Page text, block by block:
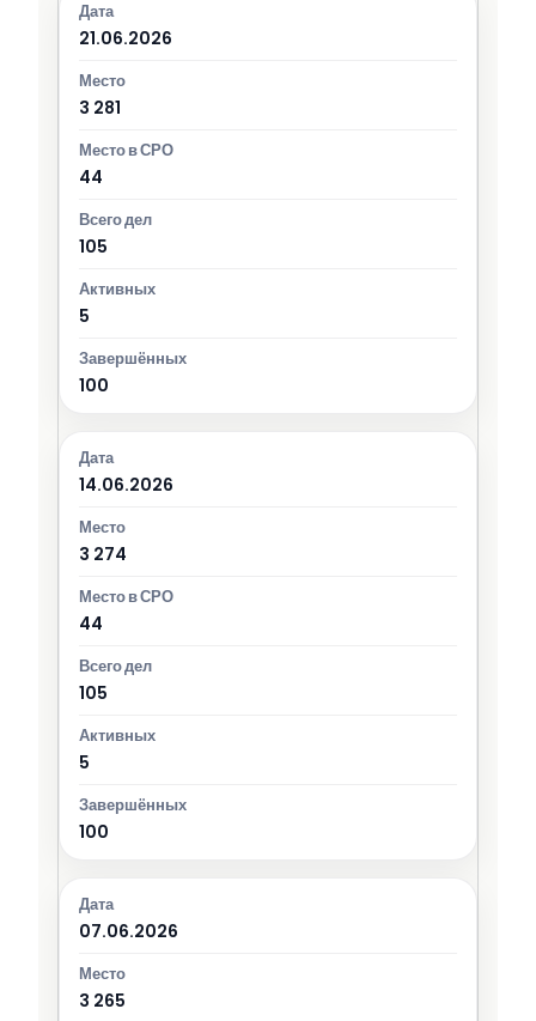
21.06.2026
3 281
44
105
5
100
14.06.2026
3 274
44
105
5
100
07.06.2026
3 265